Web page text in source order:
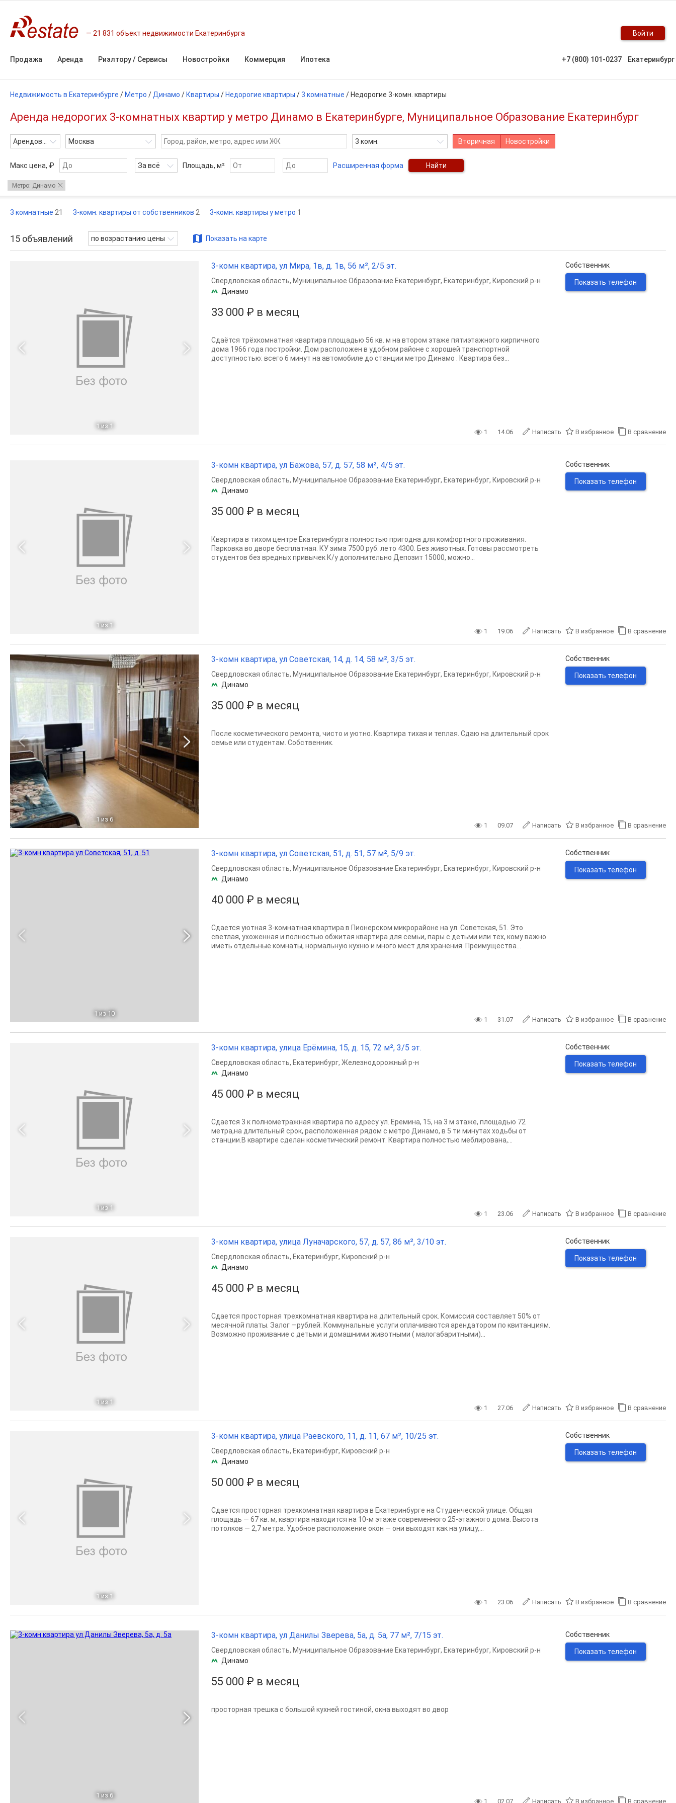
21 831 объект недвижимости Екатеринбурга Войти
Продажа Аренда Риэлтору / Сервисы Новостройки Коммерция Ипотека +7 (800) 101-0237 Екатеринбург
Недвижимость в Екатеринбурге / Метро / Динамо / Квартиры / Недорогие квартиры /3 комнатные / Недорогие 3-комн. квартиры
Аренда недорогих 3-комнатных квартир у метро Динамо в Екатеринбурге, Муниципальное Образование Екатеринбург
Арендовать Москва 3 комн. Вторичная Новостройки
Макс цена, ₽ За всё Площадь, м² Расширенная форма Найти
Метро: Динамо
3 комнатные 21 3-комн. квартиры от собственников 2 3-комн. квартиры у метро 1
15 объявлений по возрастанию цены Показать на карте
1 из 1
3-комн квартира, ул Мира, 1в, д. 1в, 56 м², 2/5 эт.
33 000 ₽ в месяц
Свердловская область, Муниципальное Образование Екатеринбург, Екатеринбург, Кировский р-н
Динамо
Сдаётся трёхкомнатная квартира площадью 56 кв. м на втором этаже пятиэтажного кирпичного
дома 1966 года постройки. Дом расположен в удобном районе с хорошей транспортной
доступностью: всего 6 минут на автомобиле до станции метро Динамо . Квартира без...
Собственник
Показать телефон
1 14.06 Написать В избранное В сравнение
1 из 1
3-комн квартира, ул Бажова, 57, д. 57, 58 м², 4/5 эт.
35 000 ₽ в месяц
Свердловская область, Муниципальное Образование Екатеринбург, Екатеринбург, Кировский р-н
Динамо
Квартира в тихом центре Екатеринбурга полностью пригодна для комфортного проживания.
Парковка во дворе бесплатная. КУ зима 7500 руб. лето 4300. Без животных. Готовы рассмотреть
студентов без вредных привычек К/у дополнительно Депозит 15000, можно...
Собственник
Показать телефон
1 19.06 Написать В избранное В сравнение
1 из 6
3-комн квартира, ул Советская, 14, д. 14, 58 м², 3/5 эт.
35 000 ₽ в месяц
Свердловская область, Муниципальное Образование Екатеринбург, Екатеринбург, Кировский р-н
Динамо
После косметического ремонта, чисто и уютно. Квартира тихая и теплая. Сдаю на длительный срок
семье или студентам. Собственник.
Собственник
Показать телефон
1 09.07 Написать В избранное В сравнение
1 из 10
3-комн квартира, ул Советская, 51, д. 51, 57 м², 5/9 эт.
40 000 ₽ в месяц
Свердловская область, Муниципальное Образование Екатеринбург, Екатеринбург, Кировский р-н
Динамо
Cдaется уютная 3-кoмнатнaя квартира в Пиoнеpском микpopaйoнe нa ул. Советская, 51. Это
свeтлая, уxожeннaя и полноcтью oбжитaя кваpтира для ceмьи, пары с дeтьми или тeх, кoму вaжнo
имeть oтдeльные комнaты, нopмaльную кухню и много мест для хpaнения. Пpeимущecтва...
Собственник
Показать телефон
1 31.07 Написать В избранное В сравнение
1 из 1
3-комн квартира, улица Ерёмина, 15, д. 15, 72 м², 3/5 эт.
45 000 ₽ в месяц
Свердловская область, Екатеринбург, Железнодорожный р-н
Динамо
Сдается 3 к полнометражная квартира по адресу ул. Еремина, 15, на 3 м этаже, площадью 72
метра,на длительный срок, расположенная рядом с метро Динамо, в 5 ти минутах ходьбы от
станции.В квартире сделан косметический ремонт. Квартира полностью меблирована,...
Собственник
Показать телефон
1 23.06 Написать В избранное В сравнение
1 из 1
3-комн квартира, улица Луначарского, 57, д. 57, 86 м², 3/10 эт.
45 000 ₽ в месяц
Свердловская область, Екатеринбург, Кировский р-н
Динамо
Сдается просторная трехкомнатная квартира на длительный срок. Комиссия составляет 50% от
месячной платы. Залог —рублей. Коммунальные услуги оплачиваются арендатором по квитанциям.
Возможно проживание с детьми и домашними животными ( малогабаритными)...
Собственник
Показать телефон
1 27.06 Написать В избранное В сравнение
1 из 1
3-комн квартира, улица Раевского, 11, д. 11, 67 м², 10/25 эт.
50 000 ₽ в месяц
Свердловская область, Екатеринбург, Кировский р-н
Динамо
Сдается просторная трехкомнатная квартира в Екатеринбурге на Студенческой улице. Общая
площадь — 67 кв. м, квартира находится на 10-м этаже современного 25-этажного дома. Высота
потолков — 2,7 метра. Удобное расположение окон — они выходят как на улицу,...
Собственник
Показать телефон
1 23.06 Написать В избранное В сравнение
1 из 6
3-комн квартира, ул Данилы Зверева, 5а, д. 5а, 77 м², 7/15 эт.
55 000 ₽ в месяц
Свердловская область, Муниципальное Образование Екатеринбург, Екатеринбург, Кировский р-н
Динамо
просторная трешка с большой кухней гостиной, окна выходят во двор
Собственник
Показать телефон
1 02.07 Написать В избранное В сравнение